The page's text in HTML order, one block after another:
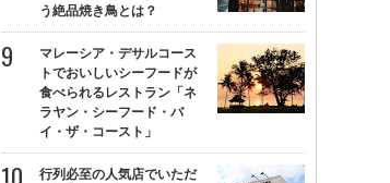
う絶品焼き鳥とは？
マレーシア・デサルコース
トでおいしいシーフードが
食べられるレストラン「ネ
ラヤン・シーフード・バ
イ・ザ・コースト」
行列必至の人気店でいただ